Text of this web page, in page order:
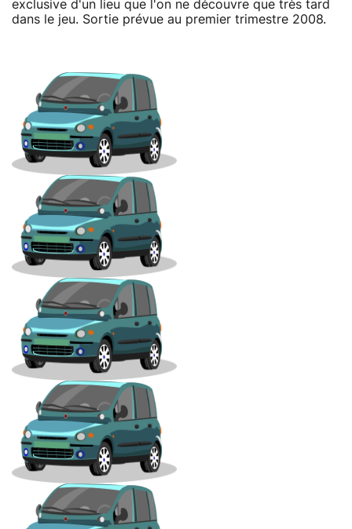
exclusive d'un lieu que l'on ne découvre que très tard
dans le jeu. Sortie prévue au premier trimestre 2008.